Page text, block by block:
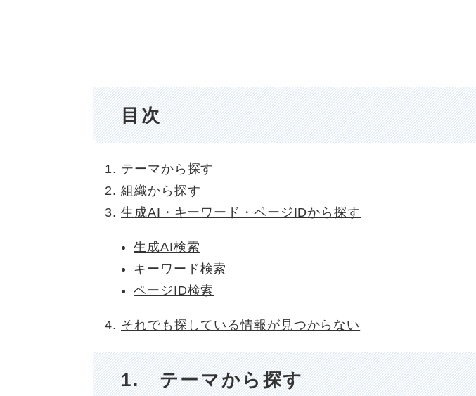
目次
テーマから探す
組織から探す
生成AI・キーワード・ページIDから探す
生成AI検索
キーワード検索
ページID検索
それでも探している情報が見つからない
1. テーマから探す